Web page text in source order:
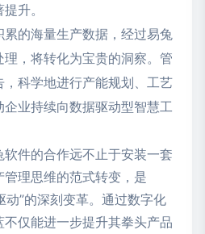
升。
累的海量生产数据，经过易兔
，将转化为宝贵的洞察。管
科学地进行产能规划、工艺
业持续向数据驱动型智慧工
件的合作远不止于安装一套
理思维的范式转变，是
动”的深刻变革。通过数字化
仅能进一步提升其拳头产品